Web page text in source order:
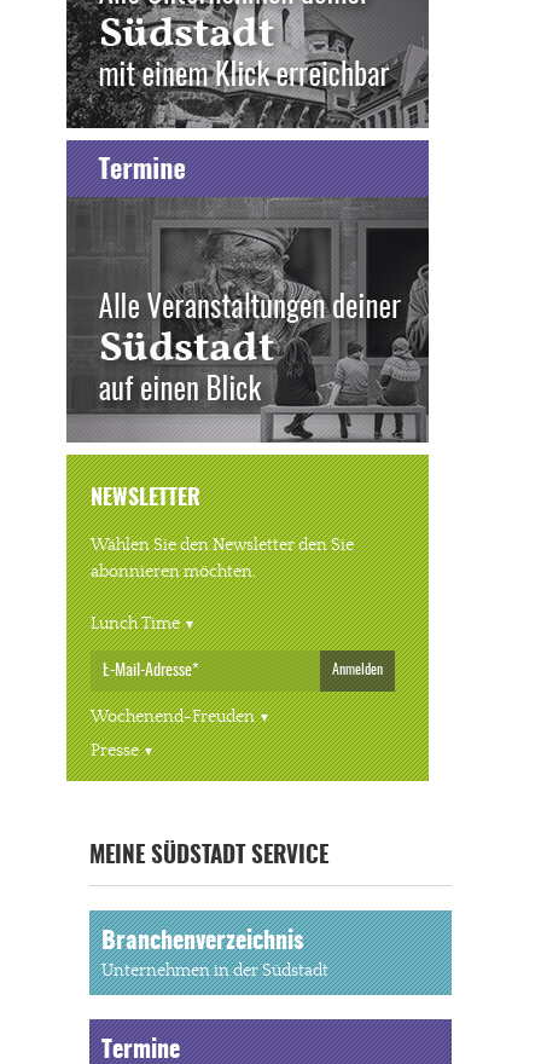
NEWSLETTER
Wählen Sie den Newsletter den Sie
abonnieren möchten.
Lunch Time
Anmelden
Wochenend-Freuden
Presse
MEINE SÜDSTADT SERVICE
Branchenverzeichnis
Unternehmen in der Südstadt
Termine